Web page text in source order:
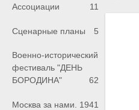
Ассоциации
11
Сценарные планы 5
Военно-исторический
фестиваль "ДЕНЬ
БОРОДИНА"
62
Москва за нами. 1941